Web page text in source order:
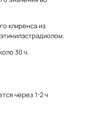
клиренса из
30 ч.
через 1-2 ч